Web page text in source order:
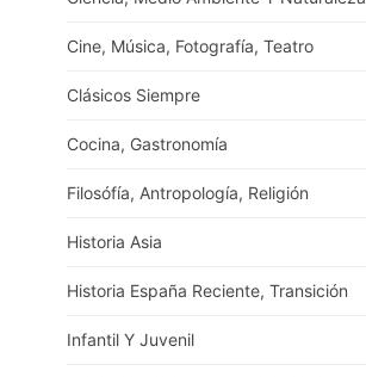
Cine, Música, Fotografía, Teatro
Clásicos Siempre
Cocina, Gastronomía
Filosófía, Antropología, Religión
Historia Asia
Historia España Reciente, Transición
Infantil Y Juvenil